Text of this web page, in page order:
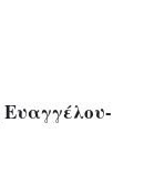
Ευαγγέλου-